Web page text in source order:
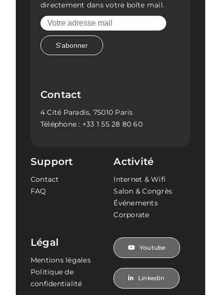
directement dans votre boîte mail.
Contact
4 Cité Paradis, 75010 Paris
Téléphone : +33 1 55 28 80 60
Support
Contact
FAQ
Activité
Internet & Wifi
Salon & Congrès
Événements
Corporate
Légal
Mentions légales
Politique de
confidentialité
Youtube
LinkedIn